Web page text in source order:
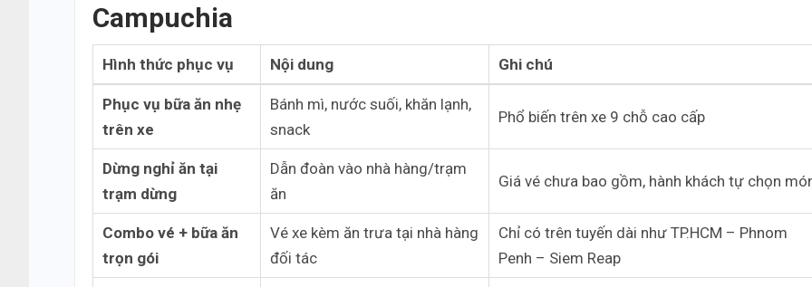
Campuchia
Hình thức phục vụ Nội dung Ghi chú
Phục vụ bữa ăn nhẹ
trên xe
Bánh mì, nước suối, khăn lạnh,
snack
Phổ biến trên xe 9 chỗ cao cấp
Dừng nghỉ ăn tại
trạm dừng
Dẫn đoàn vào nhà hàng/trạm
ăn
Giá vé chưa bao gồm, hành khách tự chọn
Combo vé + bữa ăn
trọn gói
Vé xe kèm ăn trưa tại nhà hàng
đối tác
Chỉ có trên tuyến dài như TP.HCM – Phnom
Penh – Siem Reap